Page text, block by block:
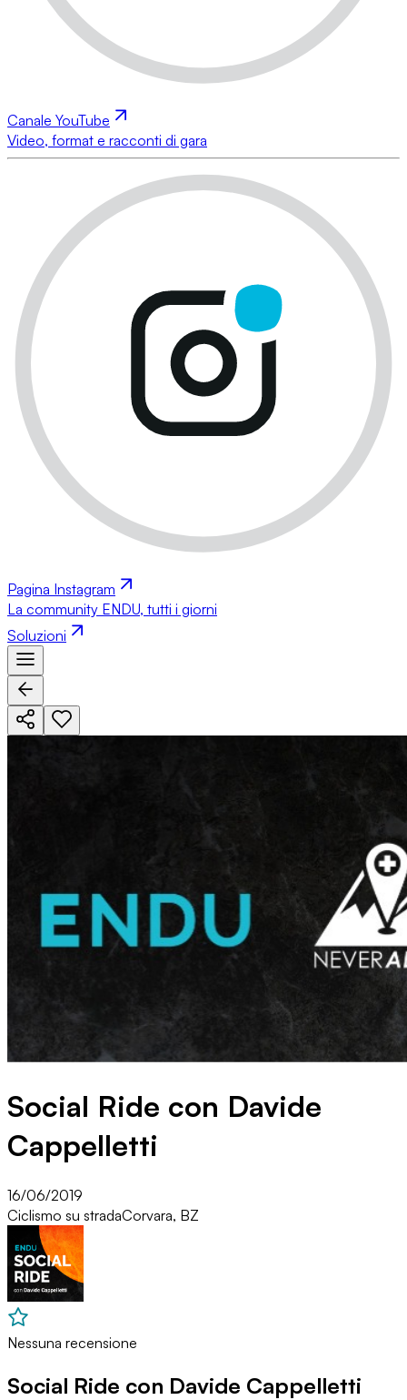
Canale YouTube
Video, format e racconti di gara
Pagina Instagram
La community ENDU, tutti i giorni
Soluzioni
Social Ride con Davide
Cappelletti
16/06/2019
Ciclismo su stradaCorvara, BZ
Nessuna recensione
Social Ride con Davide Cappelletti